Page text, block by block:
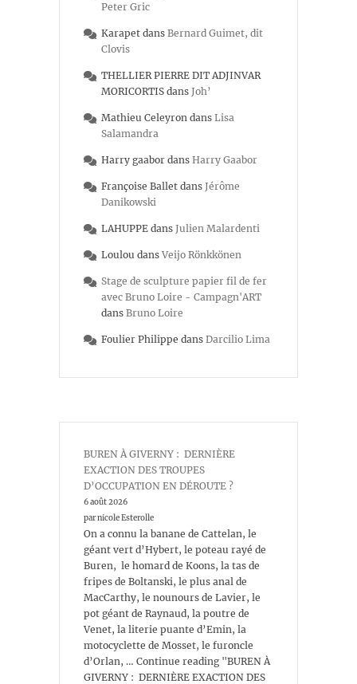
Peter Gric
Karapet dans Bernard Guimet, dit
Clovis
THELLIER PIERRE DIT ADJINVAR
MORICORTIS dans Joh’
Mathieu Celeyron dans Lisa
Salamandra
Harry gaabor dans Harry Gaabor
Françoise Ballet dans Jérôme
Danikowski
LAHUPPE dans Julien Malardenti
Loulou dans Veijo Rönkkönen
Stage de sculpture papier fil de fer
avec Bruno Loire - Campagn'ART
dans Bruno Loire
Foulier Philippe dans Darcilio Lima
BUREN À GIVERNY : DERNIÈRE
EXACTION DES TROUPES
D’OCCUPATION EN DÉROUTE ?
6 août 2026
par nicole Esterolle
On a connu la banane de Cattelan, le
géant vert d’Hybert, le poteau rayé de
Buren, le homard de Koons, la tas de
fripes de Boltanski, le plus anal de
MacCarthy, le nounours de Lavier, le
pot géant de Raynaud, la poutre de
Venet, la literie puante d’Emin, la
motocyclette de Mosset, le furoncle
d’Orlan, … Continue reading "BUREN À
GIVERNY : DERNIÈRE EXACTION DES